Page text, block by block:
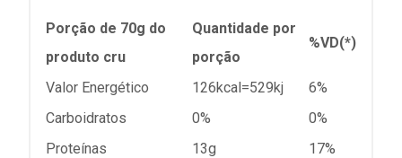
Porção de 70g do
produto cru
Quantidade por
porção
%VD(*)
Valor Energético 126kcal=529kj
6%
Carboidratos
0%
0%
Proteínas
13g
17%